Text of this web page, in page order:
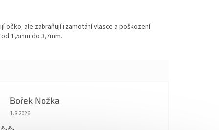
očko, ale zabraňují i zamotání vlasce a poškození
1,5mm do 3,7mm.
Bořek Nožka
Hodnocení obchodu je 5 z 5 hvězdiček.
1.8.2026